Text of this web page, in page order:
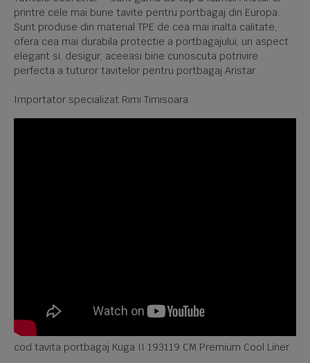
printre cele mai bune tavite pentru portbagaj din Europa.
Sunt produse din material TPE de cea mai inalta calitate,
ofera cea mai durabila protectie a portbagajului, un aspect
elegant si, desigur, aceeasi bine cunoscuta potrivire
perfecta a tuturor tavitelor pentru portbagaj Aristar.
Importator specializat Rimi Timisoara
cod tavita portbagaj Kuga II 193119 CM Premium Cool Liner